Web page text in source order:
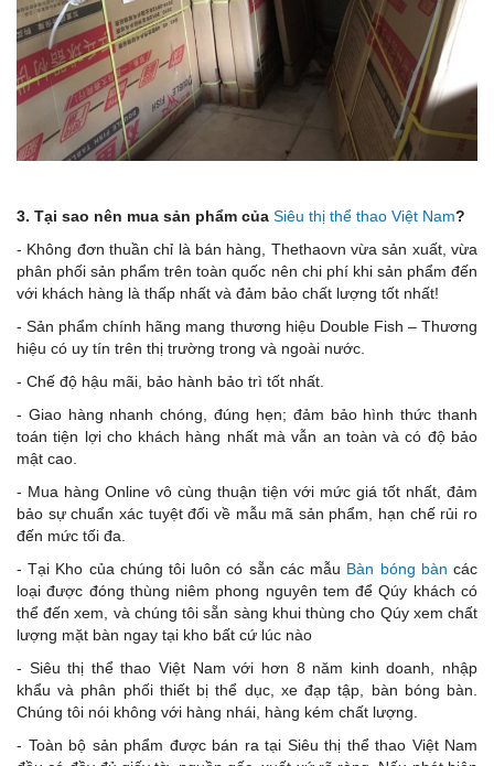
3. Tại sao nên mua sản phẩm của Siêu thị thể thao Việt Nam?
- Không đơn thuần chỉ là bán hàng, Thethaovn vừa sản xuất, vừa
phân phối sản phẩm trên toàn quốc nên chi phí khi sản phẩm đến
với khách hàng là thấp nhất và đảm bảo chất lượng tốt nhất!
- Sản phẩm chính hãng mang thương hiệu Double Fish – Thương
hiệu có uy tín trên thị trường trong và ngoài nước.
- Chế độ hậu mãi, bảo hành bảo trì tốt nhất.
- Giao hàng nhanh chóng, đúng hẹn; đảm bảo hình thức thanh
toán tiện lợi cho khách hàng nhất mà vẫn an toàn và có độ bảo
mật cao.
- Mua hàng Online vô cùng thuận tiện với mức giá tốt nhất, đảm
bảo sự chuẩn xác tuyệt đối về mẫu mã sản phẩm, hạn chế rủi ro
đến mức tối đa.
- Tại Kho của chúng tôi luôn có sẵn các mẫu Bàn bóng bàncác
loại được đóng thùng niêm phong nguyên tem để Qúy khách có
thể đến xem, và chúng tôi sẵn sàng khui thùng cho Qúy xem chất
lượng mặt bàn ngay tại kho bất cứ lúc nào
- Siêu thị thể thao Việt Nam với hơn 8 năm kinh doanh, nhập
khẩu và phân phối thiết bị thể dục, xe đạp tập, bàn bóng bàn.
Chúng tôi nói không với hàng nhái, hàng kém chất lượng.
- Toàn bộ sản phẩm được bán ra tại Siêu thị thể thao Việt Nam